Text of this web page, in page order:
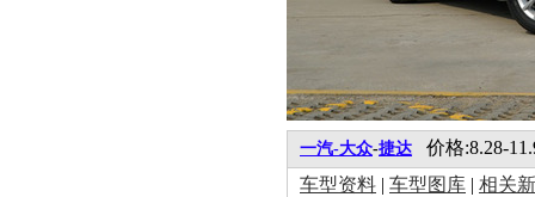
一汽-大众-捷达 价格:8.28-
车型资料 | 车型图库 | 相关